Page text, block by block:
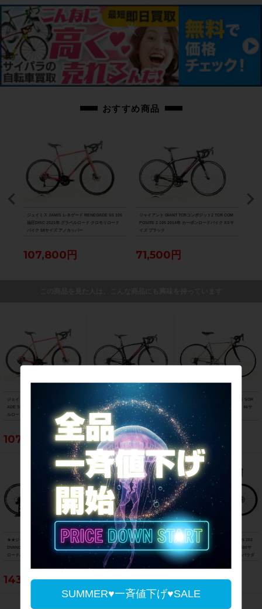
SUMMER♥一斉値下げ♥SALE
までMAX約670mmとなっています。
その他フレームやパーツに傷や擦れ傷、汚れがあり、通常の使用感が感じられ
る車体です。
上記以外の確認とメンテナンスは行っておりません。
付属品：GINATパワーメーター用の充電ケーブルが付属します。
ペダルは付属いたしません。別途ご用意下さい。
で展示キズがございます。※ペダルなどの付属品に関しては写真に写っている
cpt-2605271703-bi-037601797
おすすめ商品
ジェイミス JAMIS レネゲード RENEGADE S5 105
油圧DISC 2021年 グラベルロード クロモリロード
バイク 58サイズ アノカッパー
107,800円
ジャイアント GIANT TCRコンポジット2 TCR COM
POSITE 2 105 2014年 カーボンロードバイク XSサ
イズ ブラック
71,500円
ジェイミス JAMIS レネゲード RENEG
ADE S5 105 油圧DISC 2021年 グラベ
ルロード クロモリロードバイク 58サイ
107,800円
ジャイアント GIANT TCRコンポジット
2 TCR COMPOSITE 2 105 2014年 カ
ーボンロードバイク XSサイズ ブラッ
71,500円
カラミータ Calamita デュエ DUE SOR
A 2013年 クロモリ ロードバイク 46サ
55,000円
★★ジャイアント GIANT LIV ENVIE A
DVANCED 2 2016年モデル カーボン
ロードバイク XSサイズ 2×11速 ブラッ
ク×ホワイト（サイクルパラダイス山口
143,990円
★★アンカー ANCHOR RL8D 105 202
1年モデル カーボン ロードバイク 480
サイズ 2×11速 プレシャスチタン（サ
イクルパラダイス山口より配送)
175,450円
★★アンカー ANCHOR RL6D 105 202
2年モデル アルミ ロードバイク 480サ
イズ 2×11速 ネイビー（サイクルパラダ
イス山口より配送)
121,000円